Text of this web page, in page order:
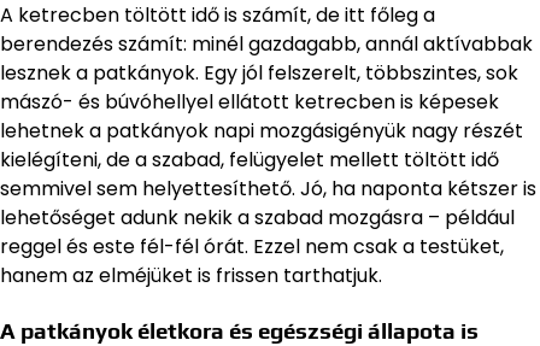
A ketrecben töltött idő is számít, de itt főleg a
berendezés számít: minél gazdagabb, annál aktívabbak
lesznek a patkányok. Egy jól felszerelt, többszintes, sok
mászó- és búvóhellyel ellátott ketrecben is képesek
lehetnek a patkányok napi mozgásigényük nagy részét
kielégíteni, de a szabad, felügyelet mellett töltött idő
semmivel sem helyettesíthető. Jó, ha naponta kétszer is
lehetőséget adunk nekik a szabad mozgásra – például
reggel és este fél-fél órát. Ezzel nem csak a testüket,
hanem az elméjüket is frissen tarthatjuk.
A patkányok életkora és egészségi állapota is